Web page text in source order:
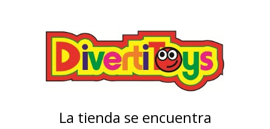
La tienda se encuentra